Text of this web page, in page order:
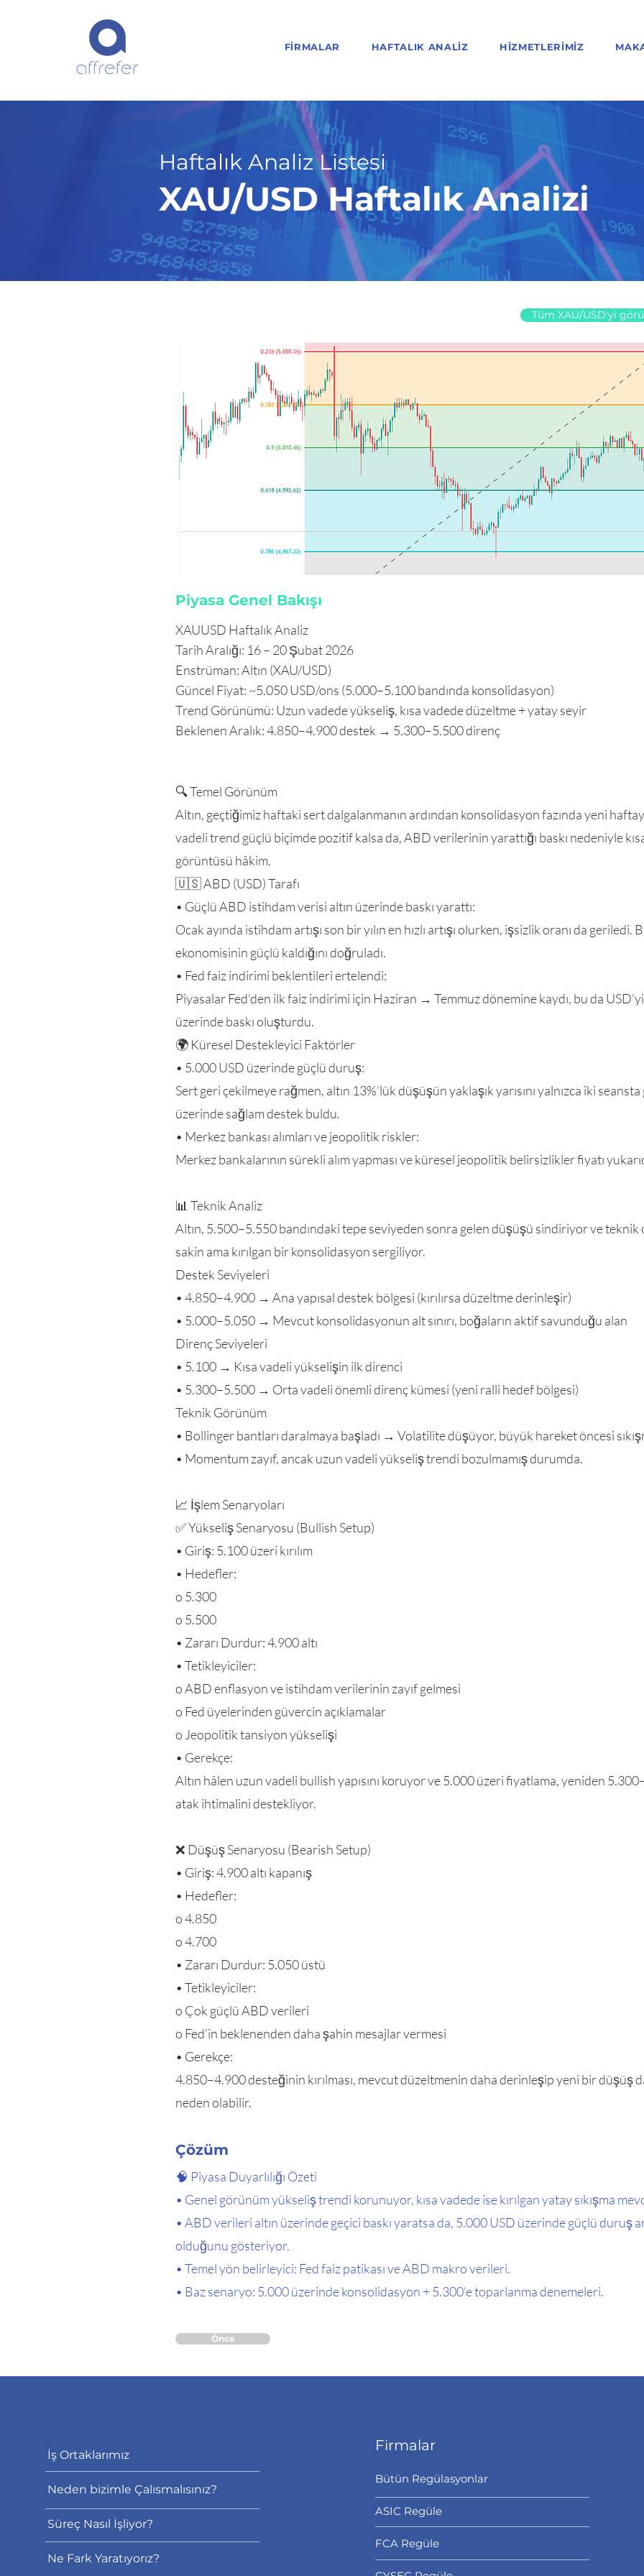
FIRMALAR HAFTALIK ANALIZ HIZMETLERIMIZ
Haftalık Analiz Listesi
XAU/USD Haftalık Analizi
16.02.26
Tüm XAU/USD'yi
Piyasa Genel Bakışı
XAUUSD Haftalık Analiz
Tarih Aralığı: 16 – 20 Şubat 2026
Enstrüman: Altın (XAU/USD)
Güncel Fiyat: ~5.050 USD/ons (5.000–5.100 bandında konsolidasyon)
Trend Görünümü: Uzun vadede yükseliş, kısa vadede düzeltme + yatay seyir
Beklenen Aralık: 4.850–4.900 destek → 5.300–5.500 direnç
🔍 Temel Görünüm
Altın, geçtiğimiz haftaki sert dalgalanmanın ardından konsolidasyon fazında yeni
vadeli trend güçlü biçimde pozitif kalsa da, ABD verilerinin yarattığı baskı nedeniyle
görüntüsü hâkim.
🇺🇸 ABD (USD) Tarafı
• Güçlü ABD istihdam verisi altın üzerinde baskı yarattı:
Ocak ayında istihdam artışı son bir yılın en hızlı artışı olurken, işsizlik oranı da geriledi.
ekonomisinin güçlü kaldığını doğruladı.
• Fed faiz indirimi beklentileri ertelendi:
Piyasalar Fed’den ilk faiz indirimi için Haziran → Temmuz dönemine kaydı, bu da
üzerinde baskı oluşturdu.
🌍 Küresel Destekleyici Faktörler
• 5.000 USD üzerinde güçlü duruş:
Sert geri çekilmeye rağmen, altın 13%’lük düşüşün yaklaşık yarısını yalnızca iki
üzerinde sağlam destek buldu.
• Merkez bankası alımları ve jeopolitik riskler:
Merkez bankalarının sürekli alım yapması ve küresel jeopolitik belirsizlikler fiyatı
📊 Teknik Analiz
Altın, 5.500–5.550 bandındaki tepe seviyeden sonra gelen düşüşü sindiriyor ve
sakin ama kırılgan bir konsolidasyon sergiliyor.
Destek Seviyeleri
• 4.850–4.900 → Ana yapısal destek bölgesi (kırılırsa düzeltme derinleşir)
• 5.000–5.050 → Mevcut konsolidasyonun alt sınırı, boğaların aktif savunduğu alan
Direnç Seviyeleri
• 5.100 → Kısa vadeli yükselişin ilk direnci
• 5.300–5.500 → Orta vadeli önemli direnç kümesi (yeni ralli hedef bölgesi)
Teknik Görünüm
• Bollinger bantları daralmaya başladı → Volatilite düşüyor, büyük hareket öncesi
• Momentum zayıf, ancak uzun vadeli yükseliş trendi bozulmamış durumda.
📈 İşlem Senaryoları
✅ Yükseliş Senaryosu (Bullish Setup)
• Giriş: 5.100 üzeri kırılım
• Hedefler:
o 5.300
o 5.500
• Zararı Durdur: 4.900 altı
• Tetikleyiciler:
o ABD enflasyon ve istihdam verilerinin zayıf gelmesi
o Fed üyelerinden güvercin açıklamalar
o Jeopolitik tansiyon yükselişi
• Gerekçe:
Altın hâlen uzun vadeli bullish yapısını koruyor ve 5.000 üzeri fiyatlama, yeniden
atak ihtimalini destekliyor.
❌ Düşüş Senaryosu (Bearish Setup)
• Giriş: 4.900 altı kapanış
• Hedefler:
o 4.850
o 4.700
• Zararı Durdur: 5.050 üstü
• Tetikleyiciler:
o Çok güçlü ABD verileri
o Fed’in beklenenden daha şahin mesajlar vermesi
• Gerekçe:
4.850–4.900 desteğinin kırılması, mevcut düzeltmenin daha derinleşip yeni bir düşüş
neden olabilir.
Çözüm
🧠 Piyasa Duyarlılığı Özeti
• Genel görünüm yükseliş trendi korunuyor, kısa vadede ise kırılgan yatay sıkışma
• ABD verileri altın üzerinde geçici baskı yaratsa da, 5.000 USD üzerinde güçlü duruş
olduğunu gösteriyor.
• Temel yön belirleyici: Fed faiz patikası ve ABD makro verileri.
• Baz senaryo: 5.000 üzerinde konsolidasyon + 5.300’e toparlanma denemeleri.
Önce
İş Ortaklarımız
Neden bizimle Çalısmalısınız?
Süreç Nasıl İşliyor?
Ne Fark Yaratıyorız?
Firmalar
Bütün Regülasyonlar
ASIC Regüle
FCA Regüle